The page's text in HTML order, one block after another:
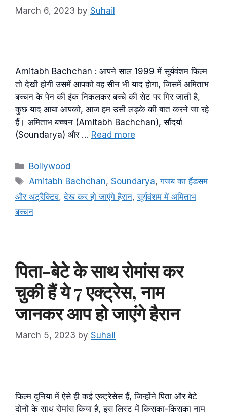
March 6, 2023 by Suhail
Amitabh Bachchan : आपने साल 1999 में सूर्यवंशम फिल्म
तो देखी होगी उसमें आपको वह सीन भी याद होगा, जिसमें अमिताभ
बच्चन के पेन की इंक निकलकर बच्चे की सेट पर गिर जाती है,
कुछ याद आया आपको, आज हम उसी लड़के की बात करने जा रहे
हैं। अमिताभ बच्चन (Amitabh Bachchan), सौंदर्या
(Soundarya) और … Read more
Categories
Bollywood
Tags
Amitabh Bachchan,Soundarya,गजब का हैंडसम
और अट्रैक्टिव,देख कर हो जाएंगे हैरान,सूर्यवंशम में अमिताभ
बच्चन
पिता-बेटे के साथ रोमांस कर
चुकी हैं ये 7 एक्ट्रेस, नाम
जानकर आप हो जाएंगे हैरान
March 5, 2023 by Suhail
फिल्म दुनिया में ऐसे ही कई एक्ट्रेसेस हैं, जिन्होंने पिता और बेटे
दोनों के साथ रोमांस किया है, इस लिस्ट में किसका-किसका नाम